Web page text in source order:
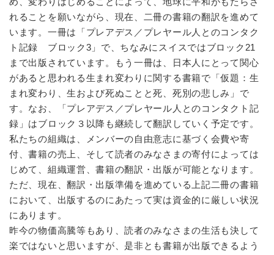
「真実の杯（第8章）」ダウンロード可能です。
2025.6.1
ダウンロードのコンタクト記録 ページにて、「第
906回コンタクト 」を追加しました。
2025.5.21
ダウンロードのコンタクト記録ページにて、「第
905回コンタクト
」を追加しました。
2025.5.10
「FL-J Newsletter_第30号」ダウンロード可能で
す。
2025.5.7
「真実の杯（第7章） 」ダウンロード可能です。
れることを願いながら、現在、二冊の書籍の翻訳を進めて
います。一冊は「プレアデス／プレヤール人とのコンタク
ト記録 ブロック3」で、ちなみにスイスではブロック21
まで出版されています。もう一冊は、日本人にとって関心
があると思われる生まれ変わりに関する書籍で「仮題：生
まれ変わり、生および死ぬことと死、死別の悲しみ」で
す。なお、「プレアデス／プレヤール人とのコンタクト記
録」はブロック３以降も継続して翻訳していく予定です。
私たちの組織は、メンバーの自由意志に基づく会費や寄
付、書籍の売上、そして読者のみなさまの寄付によっては
じめて、組織運営、書籍の翻訳・出版が可能となります。
ただ、現在、翻訳・出版準備を進めている上記二冊の書籍
において、出版するのにあたって実は資金的に厳しい状況
にあります。
昨今の物価高騰等もあり、読者のみなさまの生活も決して
楽ではないと思いますが、是非とも書籍が出版できるよう